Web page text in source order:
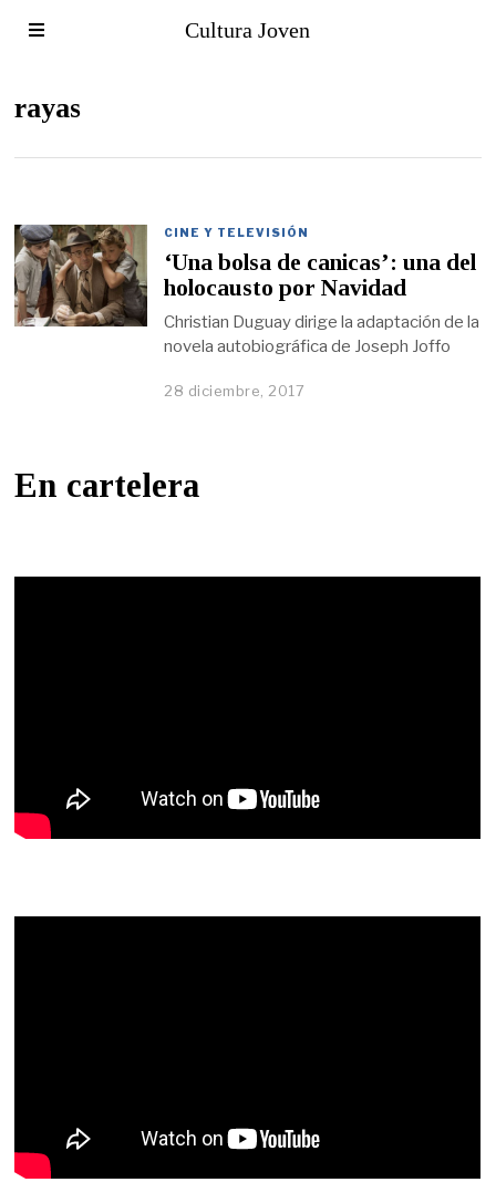
Cultura Joven
rayas
CINE Y TELEVISIÓN
‘Una bolsa de canicas’: una del
holocausto por Navidad
Christian Duguay dirige la adaptación de la
novela autobiográfica de Joseph Joffo
28 diciembre, 2017
En cartelera